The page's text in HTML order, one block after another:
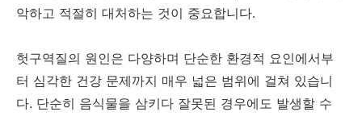
악하고 적절히 대처하는 것이 중요합니다.
헛구역질의 원인은 다양하며 단순한 환경적 요인에서부
터 심각한 건강 문제까지 매우 넓은 범위에 걸쳐 있습니
다. 단순히 음식물을 삼키다 잘못된 경우에도 발생할 수